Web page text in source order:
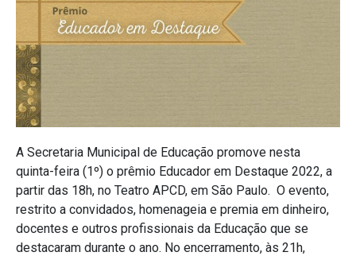
A Secretaria Municipal de Educação promove nesta
quinta-feira (1º) o prêmio Educador em Destaque 2022, a
partir das 18h, no Teatro APCD, em São Paulo. O evento,
restrito a convidados, homenageia e premia em dinheiro,
docentes e outros profissionais da Educação que se
destacaram durante o ano. No encerramento, às 21h,